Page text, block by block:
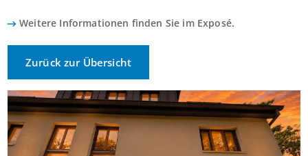
Weitere Informationen finden Sie im Exposé.
Zurück zur Übersicht